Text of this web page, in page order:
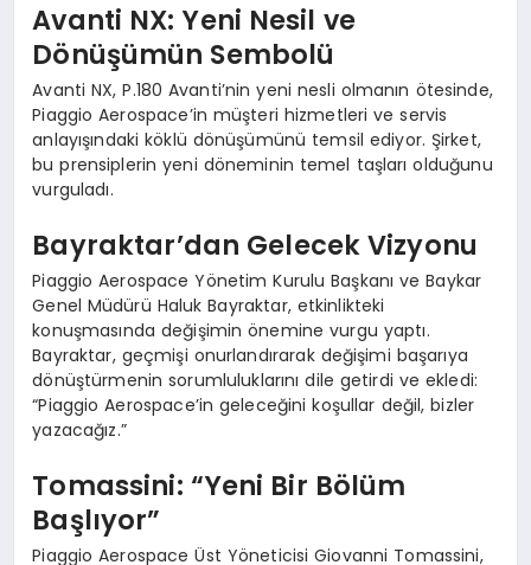
Avanti NX: Yeni Nesil ve
Dönüşümün Sembolü
Avanti NX, P.180 Avanti’nin yeni nesli olmanın ötesinde,
Piaggio Aerospace’in müşteri hizmetleri ve servis
anlayışındaki köklü dönüşümünü temsil ediyor. Şirket,
bu prensiplerin yeni döneminin temel taşları olduğunu
vurguladı.
Bayraktar’dan Gelecek Vizyonu
Piaggio Aerospace Yönetim Kurulu Başkanı ve Baykar
Genel Müdürü Haluk Bayraktar, etkinlikteki
konuşmasında değişimin önemine vurgu yaptı.
Bayraktar, geçmişi onurlandırarak değişimi başarıya
dönüştürmenin sorumluluklarını dile getirdi ve ekledi:
“Piaggio Aerospace’in geleceğini koşullar değil, bizler
yazacağız.”
Tomassini: “Yeni Bir Bölüm
Başlıyor”
Piaggio Aerospace Üst Yöneticisi Giovanni Tomassini,